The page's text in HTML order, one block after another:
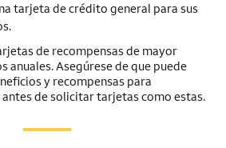
tarjeta de crédito general para sus
de recompensas de mayor
anuales. Asegúrese de que puede
y recompensas para
de solicitar tarjetas como estas.